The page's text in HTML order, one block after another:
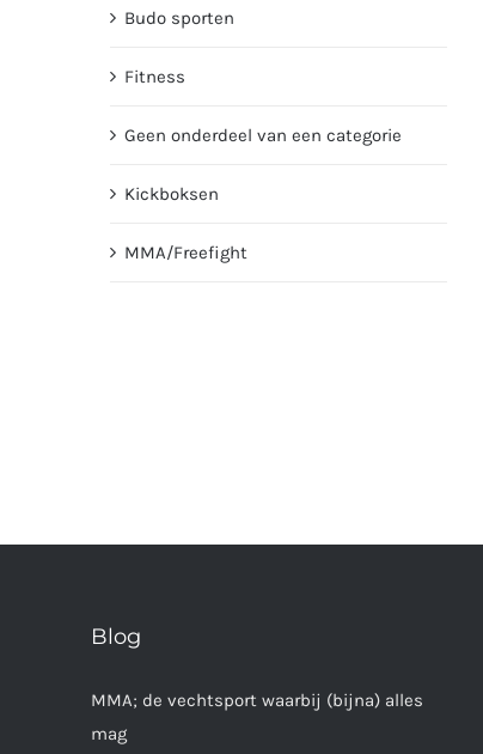
Budo sporten
Fitness
Geen onderdeel van een categorie
Kickboksen
MMA/Freefight
Blog
MMA; de vechtsport waarbij (bijna) alles
mag